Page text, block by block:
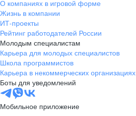
О компаниях в игровой форме
Жизнь в компании
ИТ-проекты
Рейтинг работодателей России
Молодым специалистам
Карьера для молодых специалистов
Школа программистов
Карьера в некоммерческих организациях
Боты для уведомлений
Мобильное приложение